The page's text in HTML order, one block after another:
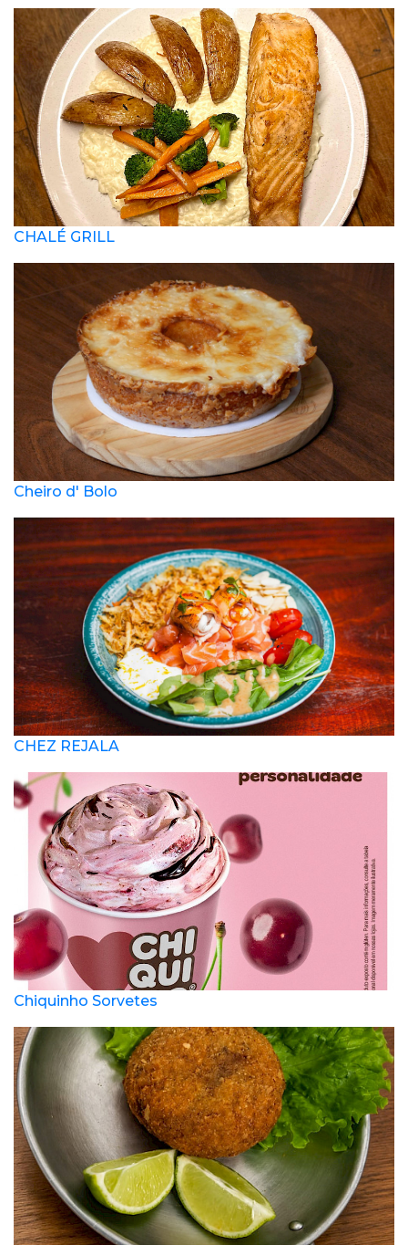
CHALÉ GRILL
Cheiro d' Bolo
CHEZ REJALA
Chiquinho Sorvetes